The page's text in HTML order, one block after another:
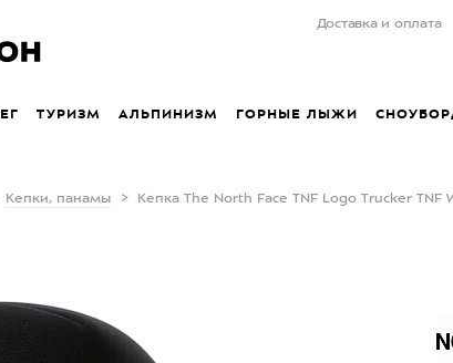
Доставка и оплата
ТУРИЗМ АЛЬПИНИЗМ ГОРНЫЕ ЛЫЖИ
Кепки, панамы Кепка The North Face TNF Logo Trucker TNF